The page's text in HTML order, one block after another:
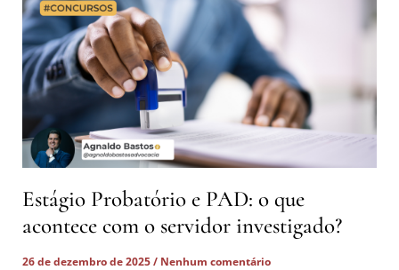
Estágio Probatório e PAD: o que
acontece com o servidor investigado?
26 de dezembro de 2025
Nenhum comentário